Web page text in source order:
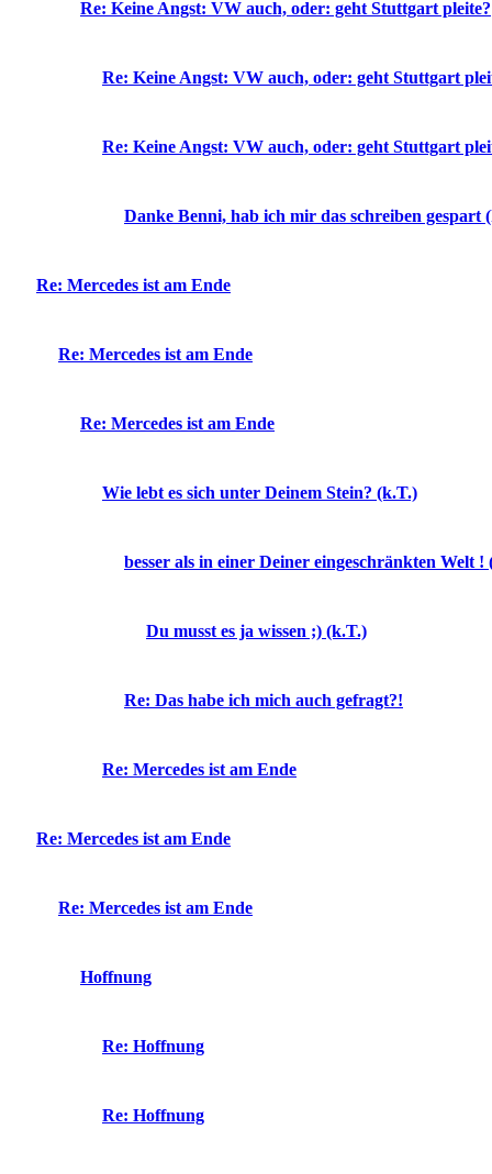
Re: Keine Angst: VW auch, oder: geht Stuttgart pleite?
Re: Keine Angst: VW auch, oder: geht Stuttgart
Re: Keine Angst: VW auch, oder: geht Stuttgart
Danke Benni, hab ich mir das schreiben gespart
Re: Mercedes ist am Ende
Re: Mercedes ist am Ende
Re: Mercedes ist am Ende
Wie lebt es sich unter Deinem Stein? (k.T.)
besser als in einer Deiner eingeschränkten Welt !
Du musst es ja wissen ;) (k.T.)
Re: Das habe ich mich auch gefragt?!
Re: Mercedes ist am Ende
Re: Mercedes ist am Ende
Re: Mercedes ist am Ende
Hoffnung
Re: Hoffnung
Re: Hoffnung